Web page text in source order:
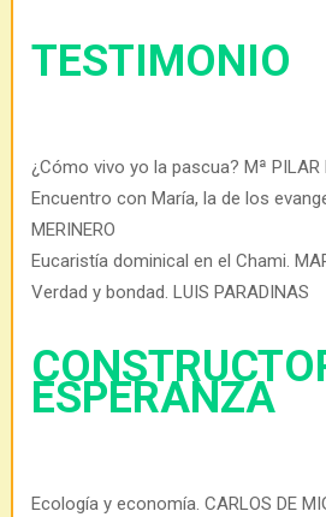
TESTIMONIO
¿Cómo vivo yo la pascua? Mª PILAR
Encuentro con María, la de los
MERINERO
Eucaristía dominical en el Chami.
Verdad y bondad. LUIS PARADINAS
ESPERANZA
Ecología y economía. CARLOS DE